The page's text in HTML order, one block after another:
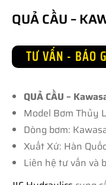
QUẢ CẦU –
TƯ VẤN - BÁO
QUẢ CẦU –
Model Bơm Thủy
Dòng bơm:
Xuất Xứ: Hàn Quốc
Liên hệ tư vấn và